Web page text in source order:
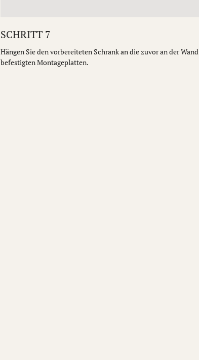
SCHRITT 7
Hängen Sie den vorbereiteten Schrank an die zuvor an der Wand
befestigten Montageplatten.